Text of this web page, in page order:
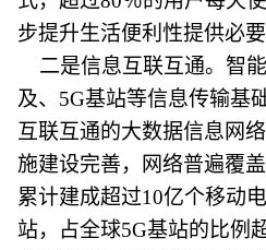
步提升生活便利性提供必要
二是信息互联互通。智
及、5G基站等信息传输基
互联互通的大数据信息网
施建设完善，网络普遍覆
累计建成超过10亿个移动
站，占全球5G基站的比例